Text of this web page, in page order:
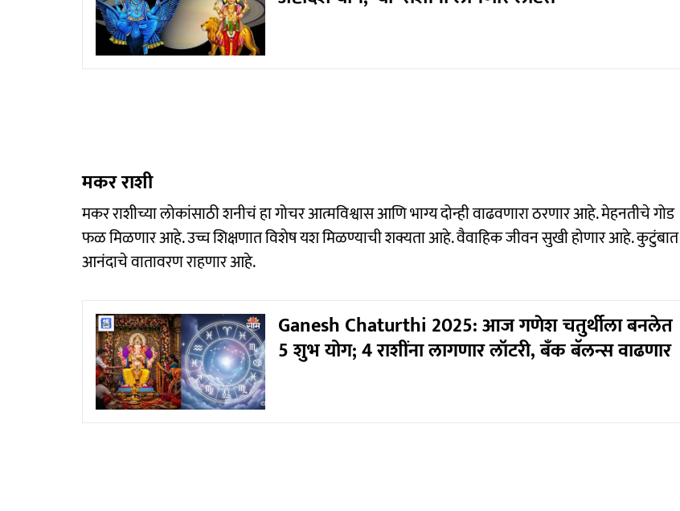
मकर राशी
मकर राशीच्या लोकांसाठी शनीचं हा गोचर आत्मविश्वास आणि भाग्य दोन्ही वाढवणारा ठरणार आहे. मेहनतीचे गोड
फळ मिळणार आहे. उच्च शिक्षणात विशेष यश मिळण्याची शक्यता आहे. वैवाहिक जीवन सुखी होणार आहे. कुटुंबात
आनंदाचे वातावरण राहणार आहे.
Ganesh Chaturthi 2025: आज गणेश चतुर्थीला बनलेत
5 शुभ योग; 4 राशींना लागणार लॉटरी, बँक बॅलन्स वाढणार